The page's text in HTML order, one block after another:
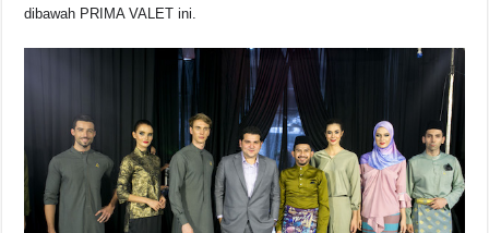
dibawah PRIMA VALET ini.